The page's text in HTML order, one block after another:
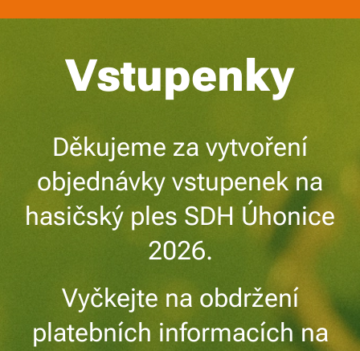
Vstupenky
Děkujeme za vytvoření
objednávky vstupenek na
hasičský ples SDH Úhonice
2026.
Vyčkejte na obdržení
platebních informacích na